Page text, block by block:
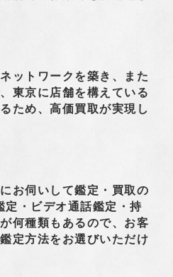
ットワークを築き、また
東京に店舗を構えている
ため、高価買取が実現し
お伺いして鑑定・買取の
定・ビデオ通話鑑定・持
何種類もあるので、お客
定方法をお選びいただけ